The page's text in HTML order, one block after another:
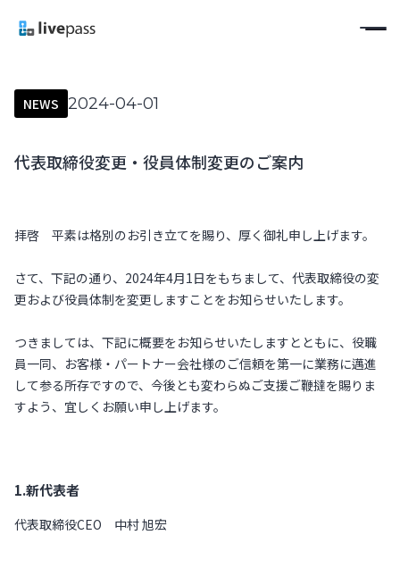
NEWS 2024-04-01
代表取締役変更・役員体制変更のご案内
拝啓 平素は格別のお引き立てを賜り、厚く御礼申し上げます。
さて、下記の通り、2024年4月1日をもちまして、代表取締役の変
更および役員体制を変更しますことをお知らせいたします。
つきましては、下記に概要をお知らせいたしますとともに、役職
員一同、お客様・パートナー会社様のご信頼を第一に業務に邁進
して参る所存ですので、今後とも変わらぬご支援ご鞭撻を賜りま
すよう、宜しくお願い申し上げます。
1.新代表者
代表取締役CEO 中村 旭宏